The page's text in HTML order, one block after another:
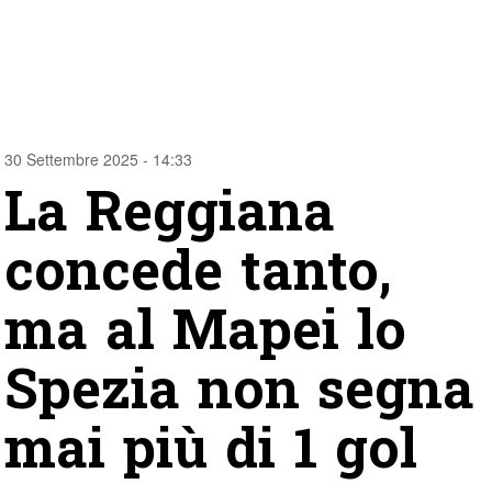
30 Settembre 2025 - 14:33
La Reggiana
concede tanto,
ma al Mapei lo
Spezia non segna
mai più di 1 gol